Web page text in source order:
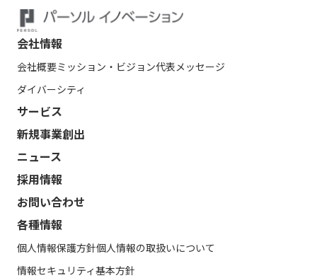
会社情報
会社概要ミッション・ビジョン代表メッセージ
ダイバーシティ
サービス
新規事業創出
ニュース
採用情報
お問い合わせ
各種情報
個人情報保護方針個人情報の取扱いについて
情報セキュリティ基本方針